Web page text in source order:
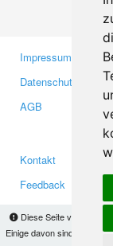
Diese Seite verwendet
Einige davon sind
Impressum
AGB
Kontakt
Feedback